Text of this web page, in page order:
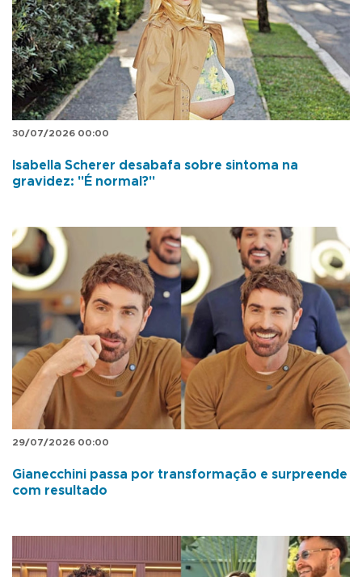
30/07/2026 00:00
Isabella Scherer desabafa sobre sintoma na
gravidez: "É normal?"
29/07/2026 00:00
Gianecchini passa por transformação e surpreende
com resultado